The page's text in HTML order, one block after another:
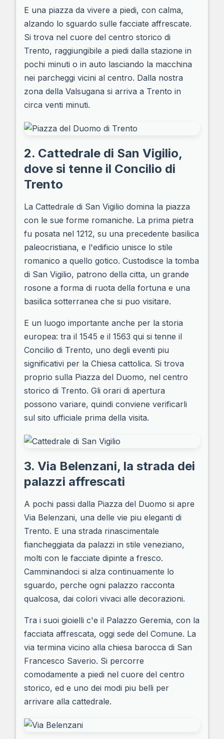
E una piazza da vivere a piedi, con calma,
alzando lo sguardo sulle facciate affrescate.
Si trova nel cuore del centro storico di
Trento, raggiungibile a piedi dalla stazione in
pochi minuti o in auto lasciando la macchina
nei parcheggi vicini al centro. Dalla nostra
zona della Valsugana si arriva a Trento in
circa venti minuti.
2. Cattedrale di San Vigilio,
dove si tenne il Concilio di
Trento
La Cattedrale di San Vigilio domina la piazza
con le sue forme romaniche. La prima pietra
fu posata nel 1212, su una precedente basilica
paleocristiana, e l'edificio unisce lo stile
romanico a quello gotico. Custodisce la tomba
di San Vigilio, patrono della citta, un grande
rosone a forma di ruota della fortuna e una
basilica sotterranea che si puo visitare.
E un luogo importante anche per la storia
europea: tra il 1545 e il 1563 qui si tenne il
Concilio di Trento, uno degli eventi piu
significativi per la Chiesa cattolica. Si trova
proprio sulla Piazza del Duomo, nel centro
storico di Trento. Gli orari di apertura
possono variare, quindi conviene verificarli
sul sito ufficiale prima della visita.
3. Via Belenzani, la strada dei
palazzi affrescati
A pochi passi dalla Piazza del Duomo si apre
Via Belenzani, una delle vie piu eleganti di
Trento. E una strada rinascimentale
fiancheggiata da palazzi in stile veneziano,
molti con le facciate dipinte a fresco.
Camminandoci si alza continuamente lo
sguardo, perche ogni palazzo racconta
qualcosa, dai colori vivaci alle decorazioni.
Tra i suoi gioielli c'e il Palazzo Geremia, con la
facciata affrescata, oggi sede del Comune. La
via termina vicino alla chiesa barocca di San
Francesco Saverio. Si percorre
comodamente a piedi nel cuore del centro
storico, ed e uno dei modi piu belli per
arrivare alla cattedrale.